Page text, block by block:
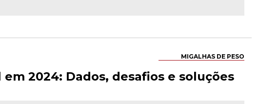
MIGALHAS DE PESO
2024: Dados, desafios e soluções